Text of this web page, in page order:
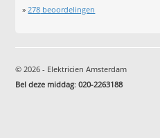
» 278 beoordelingen
© 2026 - Elektricien Amsterdam
Bel deze middag:020-2263188